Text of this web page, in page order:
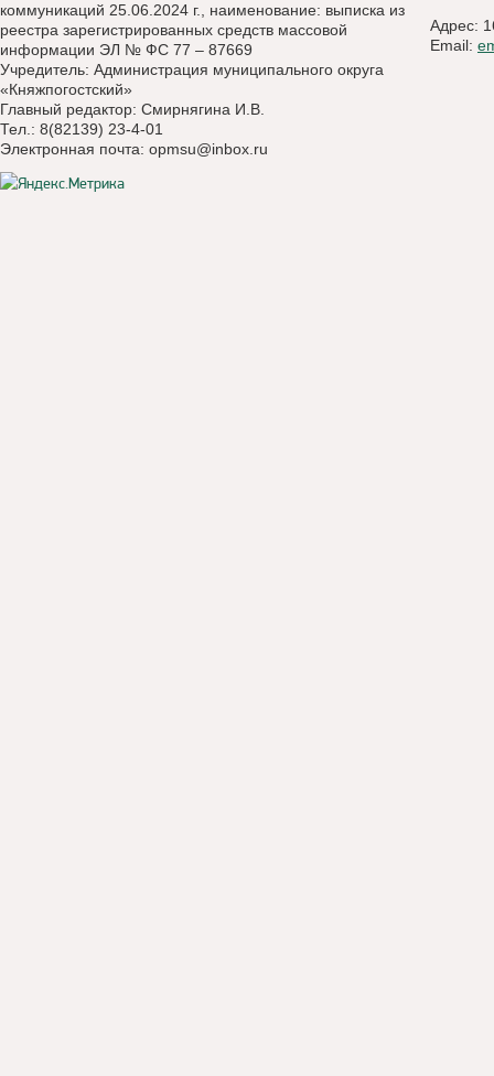
коммуникаций 25.06.2024 г., наименование: выписка из
реестра зарегистрированных средств массовой
информации ЭЛ № ФС 77 – 87669
Учредитель: Администрация муниципального округа
«Княжпогостский»
Главный редактор: Смирнягина И.В.
Тел.: 8(82139) 23-4-01
Электронная почта: opmsu@inbox.ru
Адрес:
Email: